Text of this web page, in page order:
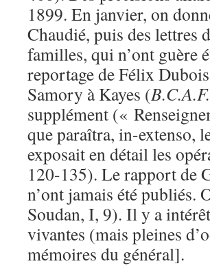
1899. En janvier, on
Chaudié, puis des lettres
familles, qui n’ont guère
reportage de Félix
Samory à Kayes (B.C.A.F.
supplément («
que paraîtra, in-extenso,
exposait en détail les
120-135). Le rapport de
n’ont jamais été publiés.
Soudan, I, 9). Il y a
vivantes (mais pleines
mémoires du général].